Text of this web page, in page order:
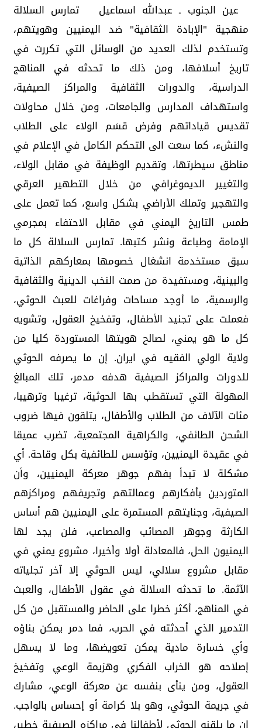
عين الجنوب ـ عبدالله اسماعيل تمارس السلالة
منهجية "الإبادة الثقافية" ضد اليمنيين وهويتهم،
وتستخدم لذلك العديد من الوسائل التي تكررت في
تاريخ أسلافها، ومن ذلك ما تحدثه في المناهج
الدراسية، والدورات الثقافية والمراكز الصيفية،
واستهداف المدارس والجامعات، ومن خلال محاولات
تقديس قياداتهم وفرض قسَم الولاء على الطلاب
والنشء، كما سعت الى التحكم الكامل في الإعلام في
مناطق سيطرتها، وتقديم الوظيفة في مقابل الولاء،
والتغيير الديموغرافي من خلال التطهير العرقي
والتهجير وتملك الأراضي بشكل واسع، كما تعمل على
طمس التاريخ اليمني في مقابل الاحتفاء بمجرمي
الإمامة وطباعة ونشر كتبها. تمارس السلالة كل ما
سبق مستخدمة انشغال خصومها بمعاركهم الذاتية
والبينية، ومستفيدة من صمت النخب الدينية والثقافية
والرسمية، ما أوجد مساحات وفراغات للعبث الحوثي،
فعملت على تجنيد الأطفال، وتفخيخ العقول، وتشويه
كل ما هو يمني، لصالح هويتها المستوردة كليا من
ولاية الولي الفقيه في ايران. إن ما يصرفه الحوثي
للدورات والمراكز الصيفية هدفه مدمر، تلك المبالغ
المهولة التي تستقطب بها الحوثية، ترغيبا وترهيبا،
مئات الآلاف من الطلاب والأطفال، يتلقون فيها ضروب
الشحن الطائفي، والكراهية المجتمعية، تضرب عميقا
في عقيدة اليمنيين، وتؤسس للطائفية بكل وقاحة. أي
مشكلة لا تبدأ بفهم جوهر معركة اليمنيين، وأن
المتوردين بأفكارهم وعمالتهم وتجريفهم ومراكزهم
الصيفية، وجنايتهم المستمرة على اليمنيين هم أساس
الكارثة وجوهر المصائب والمصاعب، فلن يجد لها
اليمنيون الحل، فالمعادلة أولا وأخيرا، مشروع يمني في
مقابل مشروع سلالي، ليس الحوثي إلا آخر تجلياته
الآثمة. ما تحدثه السلالة في عقول الأطفال، والعبث
في المناهج، أكثر خطرا على الحاضر والمستقبل من كل
التدمير الذي أحدثته في الحرب، فما دمر يمكن بناؤه
وأي خسارة مادية يمكن تعويضها، وما لا يسهل
إصلاحه هو الخراب الفكري وهزيمة الوعي وتفخيخ
العقول، ومن ينأى بنفسه عن معركة الوعي، مشارك
في جريمة الحوثي، وهو بلا كرامة أو إحساس بالواجب.